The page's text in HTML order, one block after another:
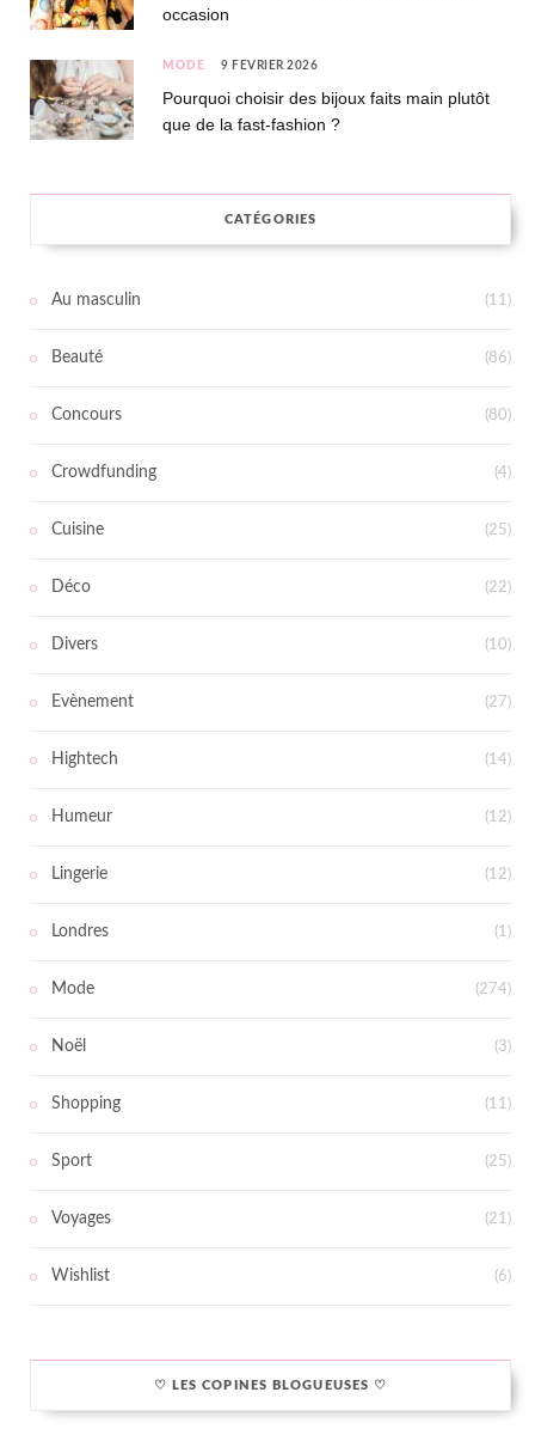
occasion
MODE 9 FÉVRIER 2026
Pourquoi choisir des bijoux faits main plutôt
que de la fast-fashion ?
CATÉGORIES
Au masculin (11)
Beauté (86)
Concours (80)
Crowdfunding (4)
Cuisine (25)
Déco (22)
Divers (10)
Evènement (27)
Hightech (14)
Humeur (12)
Lingerie (12)
Londres (1)
Mode (274)
Noël (3)
Shopping (11)
Sport (25)
Voyages (21)
Wishlist (6)
♡ LES COPINES BLOGUEUSES ♡